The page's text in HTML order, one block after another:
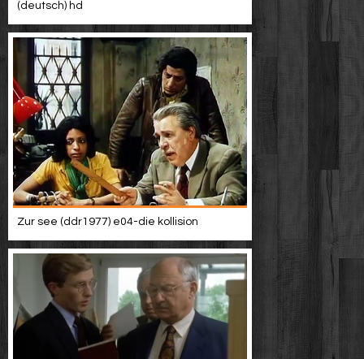
(deutsch) hd
Zur see (ddr1977) e04-die kollision